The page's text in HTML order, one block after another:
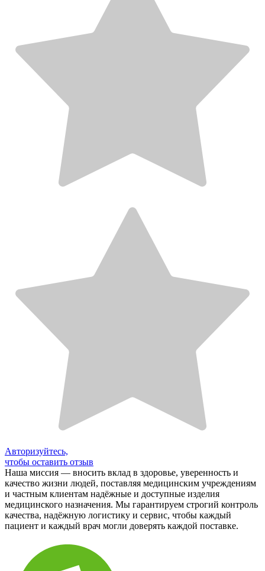
Авторизуйтесь,
чтобы оставить отзыв
Наша миссия — вносить вклад в здоровье, уверенность и
качество жизни людей, поставляя медицинским учреждениям
и частным клиентам надёжные и доступные изделия
медицинского назначения. Мы гарантируем строгий контроль
качества, надёжную логистику и сервис, чтобы каждый
пациент и каждый врач могли доверять каждой поставке.